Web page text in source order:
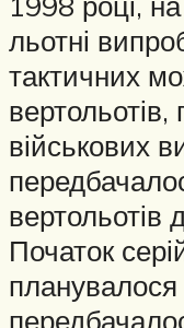
льотні
тактичних
військових
вертольотів
Початок
планувалося